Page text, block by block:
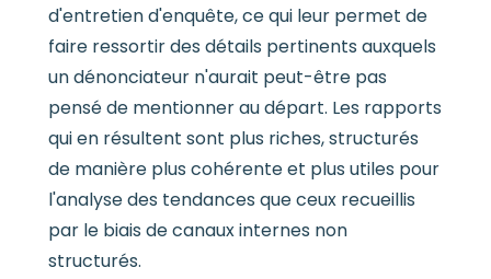
d'entretien d'enquête, ce qui leur permet de
faire ressortir des détails pertinents auxquels
un dénonciateur n'aurait peut-être pas
pensé de mentionner au départ. Les rapports
qui en résultent sont plus riches, structurés
de manière plus cohérente et plus utiles pour
l'analyse des tendances que ceux recueillis
par le biais de canaux internes non
structurés.